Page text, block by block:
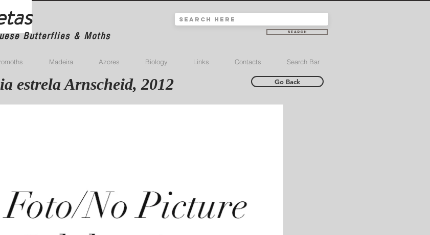
Butterflies & Moths Search
Madeira Azores Biology Links Contacts Search Bar
estrela Arnscheid, 2012 Go Back